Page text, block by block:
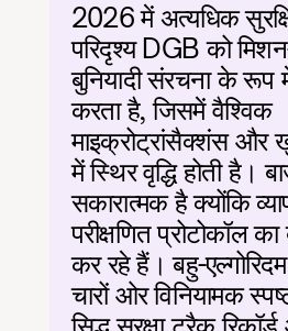
2026 में अत्यधिक
परिदृश्य DGB को
बुनियादी संरचना के रूप
करता है, जिसमें वैश्विक
माइक्रोट्रांसैक्शंस और
में स्थिर वृद्धि होती है।
सकारात्मक है क्योंकि
परीक्षणित प्रोटोकॉल
कर रहे हैं। बहु-
चारों ओर विनियामक